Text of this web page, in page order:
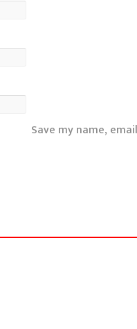
Save my name,